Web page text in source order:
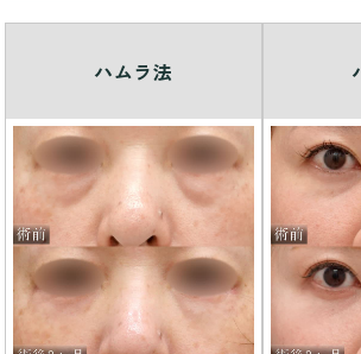
ハムラ法